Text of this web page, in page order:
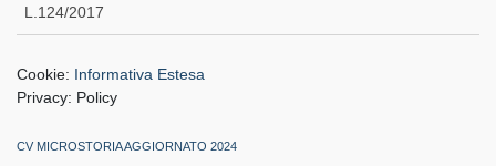
L.124/2017
Cookie: Informativa Estesa
Privacy: Policy
CV MICROSTORIA AGGIORNATO 2024